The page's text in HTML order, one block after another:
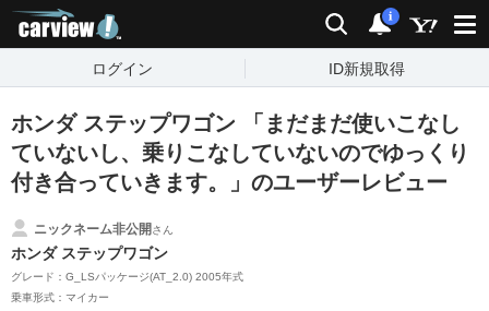
検索 通知
i
ログイン ID新規取得
ホンダ ステップワゴン 「まだまだ使いこなし
ていないし、乗りこなしていないのでゆっくり
付き合っていきます。」のユーザーレビュー
ニックネーム非公開さん
ホンダ ステップワゴン
グレード：G_LSパッケージ(AT_2.0) 2005年式
乗車形式：マイカー